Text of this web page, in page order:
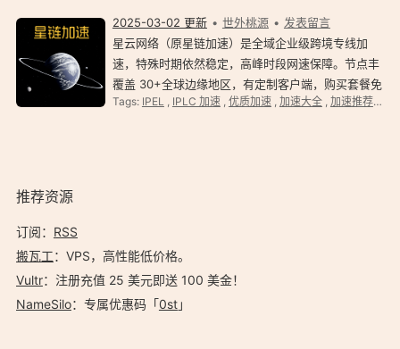
2025-03-02 更新 世外桃源
发表留言
星云网络（原星链加速）是全域企业级跨境专线加
速，特殊时期依然稳定，高峰时段网速保障。节点丰
覆盖 30+全球边缘地区，有定制客户端，购买套餐免
费提供 iOS 端美区 id 下载小火箭。 星云加速官网 星
Tags: IPEL , IPLC 加速, 优质加速, 加速大全, 加速推荐,平
推荐资源
订阅： RSS
搬瓦工：VPS，高性能低价格。️
Vultr：注册充值 25 美元即送 100 美金！
NameSilo：专属优惠码「0st」